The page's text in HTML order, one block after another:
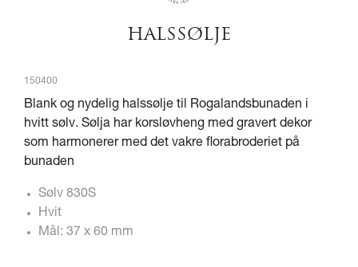
HALSSØLJE
150400
Blank og nydelig halssølje til Rogalandsbunaden i
hvitt sølv. Sølja har korsløvheng med gravert dekor
som harmonerer med det vakre florabroderiet på
bunaden
Sølv 830S
Hvit
Mål: 37 x 60 mm